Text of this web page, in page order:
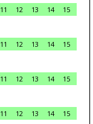
11 12 13 14
15
11 12 13 14
15
11 12 13 14
15
11 12 13 14
15